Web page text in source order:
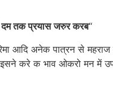
दम तक प्रयास जरुर करब“
अनेक पात्रन से महराज
करे क भाव ओकरो मन में